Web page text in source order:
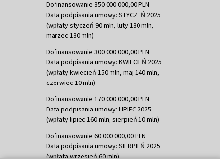
Dofinansowanie 350 000 000,00 PLN
Data podpisania umowy: STYCZEŃ 2025
(wpłaty styczeń 90 mln, luty 130 mln,
marzec 130 mln)
Dofinansowanie 300 000 000,00 PLN
Data podpisania umowy: KWIECIEŃ 2025
(wpłaty kwiecień 150 mln, maj 140 mln,
czerwiec 10 mln)
Dofinansowanie 170 000 000,00 PLN
Data podpisania umowy: LIPIEC 2025
(wpłaty lipiec 160 mln, sierpień 10 mln)
Dofinansowanie 60 000 000,00 PLN
Data podpisania umowy: SIERPIEŃ 2025
(wpłata wrzesień 60 mln)